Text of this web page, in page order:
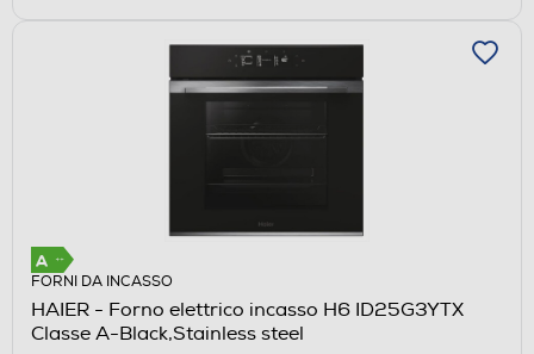
FORNI DA INCASSO
HAIER - Forno elettrico incasso H6 ID25G3YTX
Classe A-Black,Stainless steel